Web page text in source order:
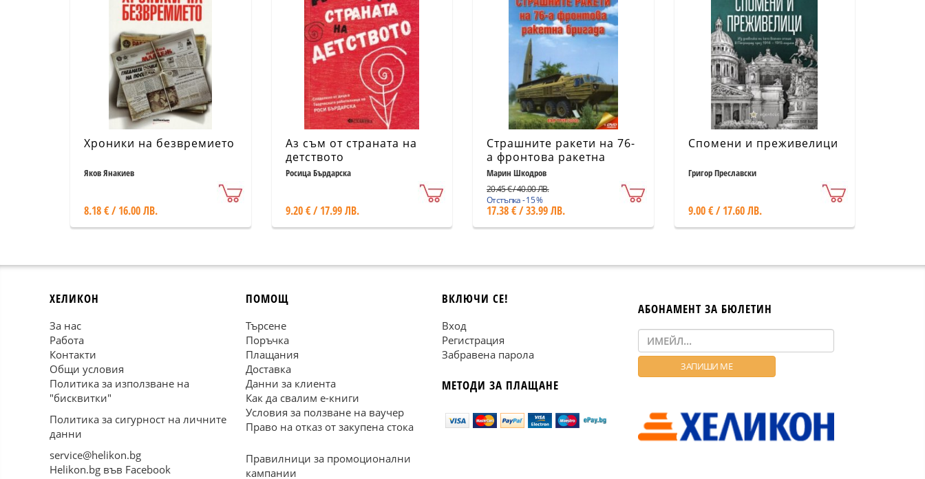
Хроники на безвремието
Яков Янакиев
8.18 € / 16.00 ЛВ.
Аз съм от страната на
детството
Росица Бърдарска
9.20 € / 17.99 ЛВ.
Страшните ракети на 76-
а фронтова ракетна
бригада
Марин Шкодров
20.45 € / 40.00 ЛВ.
Отстъпка - 15 %
17.38 € / 33.99 ЛВ.
Спомени и преживелици
Григор Преславски
9.00 € / 17.60 ЛВ.
ХЕЛИКОН
За нас
Работа
Контакти
Общи условия
Политика за използване на
"бисквитки"
Политика за сигурност на личните
данни
service@helikon.bg
Helikon.bg във Facebook
ПОМОЩ
Търсене
Поръчка
Плащания
Доставка
Данни за клиента
Как да свалим е-книги
Условия за ползване на ваучер
Право на отказ от закупена стока
Правилници за промоционални
кампании
ВКЛЮЧИ СЕ!
Вход
Регистрация
Забравена парола
МЕТОДИ ЗА ПЛАЩАНЕ
АБОНАМЕНТ ЗА БЮЛЕТИН